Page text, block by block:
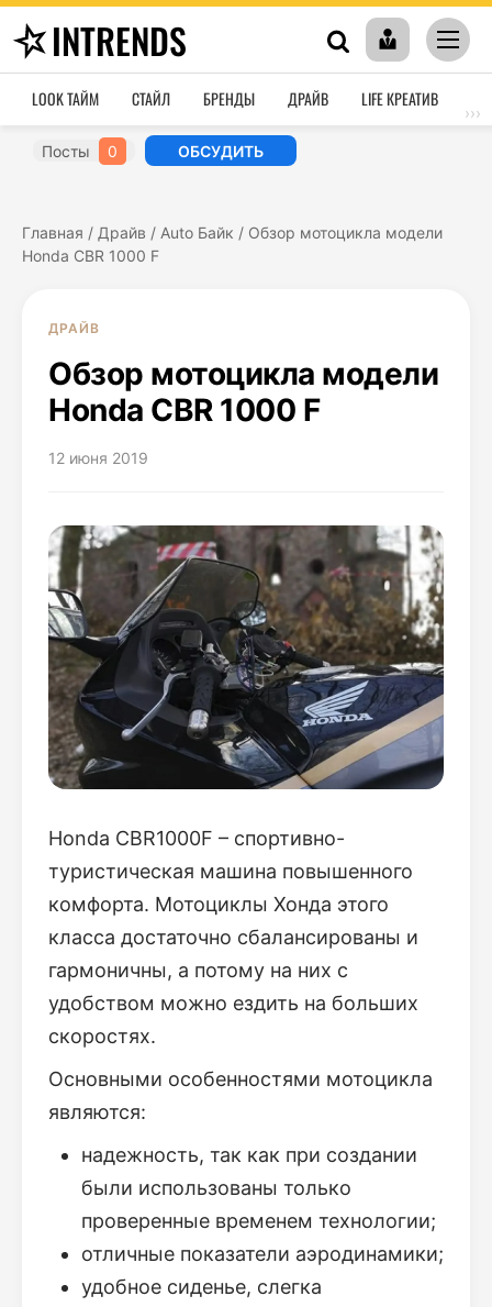
INTRENDS
LOOK ТАЙМ СТАЙЛ БРЕНДЫ ДРАЙВ LIFE КРЕАТИВ
›››
Посты 0 ОБСУДИТЬ
Главная / Драйв / Auto Байк / Обзор мотоцикла модели
Honda CBR 1000 F
ДРАЙВ
Обзор мотоцикла модели
Honda CBR 1000 F
12 июня 2019
Honda CBR1000F – спортивно-
туристическая машина повышенного
комфорта. Мотоциклы Хонда этого
класса достаточно сбалансированы и
гармоничны, а потому на них с
удобством можно ездить на больших
скоростях.
Основными особенностями мотоцикла
являются:
надежность, так как при создании
были использованы только
проверенные временем технологии;
отличные показатели аэродинамики;
удобное сиденье, слегка